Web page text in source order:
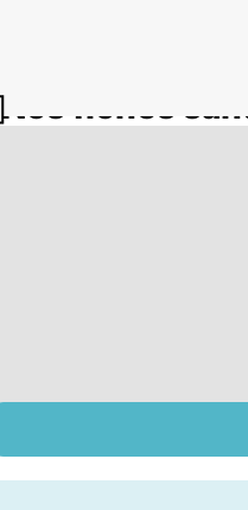
Nos fiches
infections